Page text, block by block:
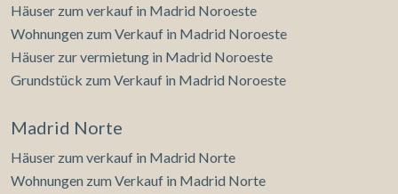
Häuser zum verkauf in Madrid Noroeste
Wohnungen zum Verkauf in Madrid Noroeste
Häuser zur vermietung in Madrid Noroeste
Grundstück zum Verkauf in Madrid Noroeste
Madrid Norte
Häuser zum verkauf in Madrid Norte
Wohnungen zum Verkauf in Madrid Norte